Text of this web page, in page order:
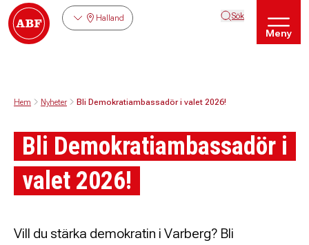
Halland Sök
Meny
Hem Nyheter Bli Demokratiambassadör i valet 2026!
Bli Demokratiambassadör i
valet 2026!
Vill du stärka demokratin i Varberg? Bli